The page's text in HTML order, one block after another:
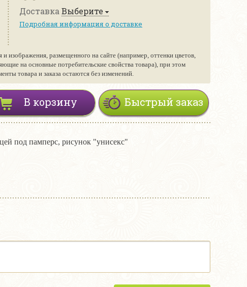
Доставка Выберите
Подробная информация о доставке
изображения, размещенного на сайте (например, оттенки цветов,
на основные потребительские свойства товара), при этом
товара и заказа остаются без изменений.
Быстрый заказ
В корзину
под памперс, рисунок "унисекс"